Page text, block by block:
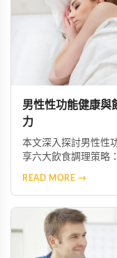
男性性功能健康與
力
本文深入探討男性性
享六大飲食調理策略
READ MORE →